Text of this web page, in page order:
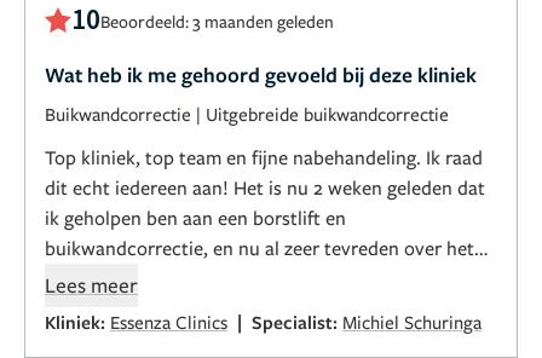
10Beoordeeld: 3 maanden geleden
Wat heb ik me gehoord gevoeld bij deze kliniek
Buikwandcorrectie | Uitgebreide buikwandcorrectie
Top kliniek, top team en fijne nabehandeling. Ik raad
dit echt iedereen aan! Het is nu 2 weken geleden dat
ik geholpen ben aan een borstlift en
buikwandcorrectie, en nu al zeer tevreden over het
resultaat terwijl het nog allemaal moet genezen!
Lees meer
Kliniek: Essenza Clinics | Specialist: Michiel Schuringa